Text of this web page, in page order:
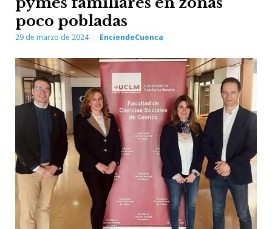
poco pobladas
29 de marzo de 2024 EnciendeCuenca